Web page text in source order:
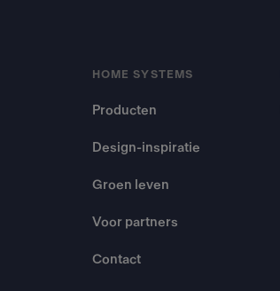
HOME SYSTEMS
Producten
Design-inspiratie
Groen leven
Voor partners
Contact